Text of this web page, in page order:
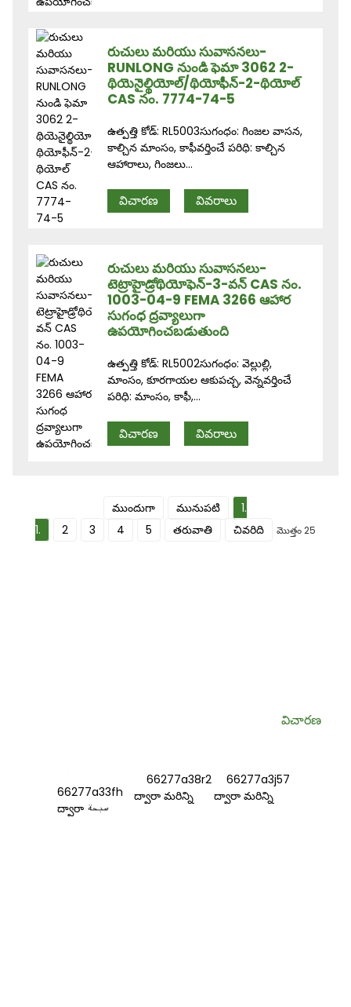
రుచులు మరియు సువాసనలు-
RUNLONG నుండి ఫెమా 3062 2-
థియెనైల్థియోల్/థియోఫీన్-2-థియోల్
CAS నం. 7774-74-5
ఉత్పత్తి కోడ్: RL5003సుగంధం: గింజల వాసన,
కాల్చిన మాంసం, కాఫీవర్తించే పరిధి: కాల్చిన
ఆహారాలు, గింజలు...
విచారణ వివరాలు
రుచులు మరియు సువాసనలు-
టెట్రాహైడ్రోథియోఫెన్-3-వన్ CAS నం.
1003-04-9 FEMA 3266 ఆహార
సుగంధ ద్రవ్యాలుగా
ఉపయోగించబడుతుంది
ఉత్పత్తి కోడ్: RL5002సుగంధం: వెల్లుల్లి,
మాంసం, కూరగాయల ఆకుపచ్చ, వెన్నవర్తించే
పరిధి: మాంసం, కాఫీ,...
విచారణ వివరాలు
ముందుగా మునుపటి
1.
1.
2 3 4 5 తరువాతి చివరిది మొత్తం 25
విచారణ